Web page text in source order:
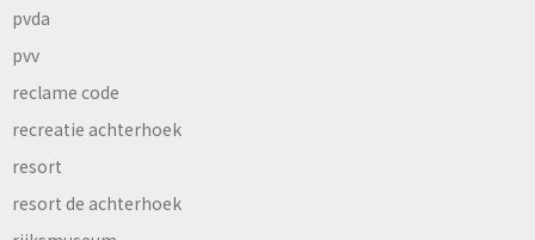
pvda
pvv
reclame code
recreatie achterhoek
resort
resort de achterhoek